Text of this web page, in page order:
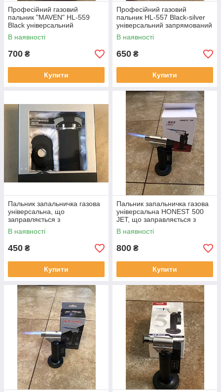
Професійний газовий
пальник "MAVEN" HL-559
Black універсальний
запрямований із
п'єзопідпалюванням (54)
В наявності
700 ₴
Купити
Професійний газовий
пальник HL-557 Black-silver
універсальний запрямований
із п'єзопідпалом (59)
В наявності
650 ₴
Купити
Пальник запальничка газова
універсальна, що
заправляється з
п'єзопідпалювачем Antai
0595 (виробництво Китай)
В наявності
450 ₴
Купити
Пальник запальничка газова
універсальна HONEST 500
JET, що заправляється з
п'єзопідпалом (виробництво
Китай)
В наявності
800 ₴
Купити